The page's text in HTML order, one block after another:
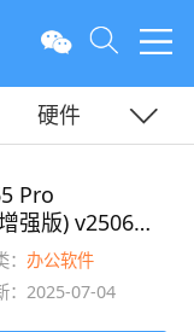
硬件
Pro
强版) v2506
离线版
：办公软件
：2025-07-04